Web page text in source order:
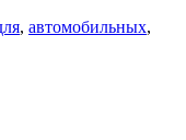
, автомобильных,